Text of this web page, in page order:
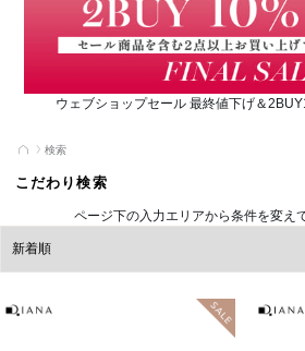
ウェブショップセール 最終値下げ＆
検索
こだわり検索
ページ下の入力エリアから条件を変え